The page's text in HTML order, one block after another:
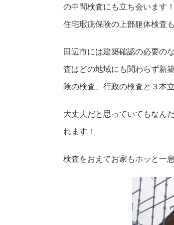
の中間検査にも立ち会います！
住宅瑕疵保険の上部躯体検査
田辺市には建築確認の必要の
査はどの地域にも関わらず新
険の検査、行政の検査と３本
大丈夫だと思っていてもなん
れます！
検査をおえてお家もホッと一息